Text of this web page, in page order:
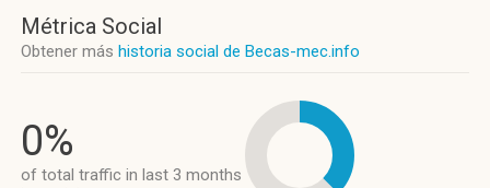
Métrica Social
Obtener más historia social de Becas-mec.info
0%
of total traffic in last 3 months